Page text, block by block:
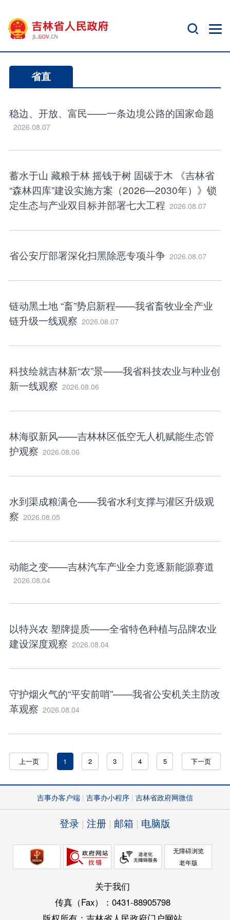
省直
稳边、开放、富民——一条边境公路的国家命题
2026.08.07
蓄水于山 藏粮于林 摇钱于树 固碳于木 《吉林省
“森林四库”建设实施方案（2026—2030年）》锁
定生态与产业双目标并部署七大工程 2026.08.07
省公安厅部署深化扫黑除恶专项斗争 2026.08.07
链动黑土地 “畜”势启新程——我省畜牧业全产业
链升级一线观察 2026.08.07
科技绘就吉林新“农”景——我省科技农业与种业创
新一线观察 2026.08.06
林海驭新风——吉林林区低空无人机赋能生态管
护观察 2026.08.06
水到渠成粮满仓——我省水利支撑与灌区升级观
察 2026.08.05
动能之变——吉林汽车产业全力竞逐新能源赛道
2026.08.04
以特兴农 塑牌提质——全省特色种植与品牌农业
建设深度观察 2026.08.04
守护烟火气的“平安前哨”——我省公安机关主防改
革观察 2026.08.04
上一页 1 2 3 4 5 下一页
吉事办客户端 吉事办小程序 吉林省政府网微信
登录 注册 邮箱 电脑版
无障碍浏览
老年版
关于我们
传真（Fax）：0431-88905798